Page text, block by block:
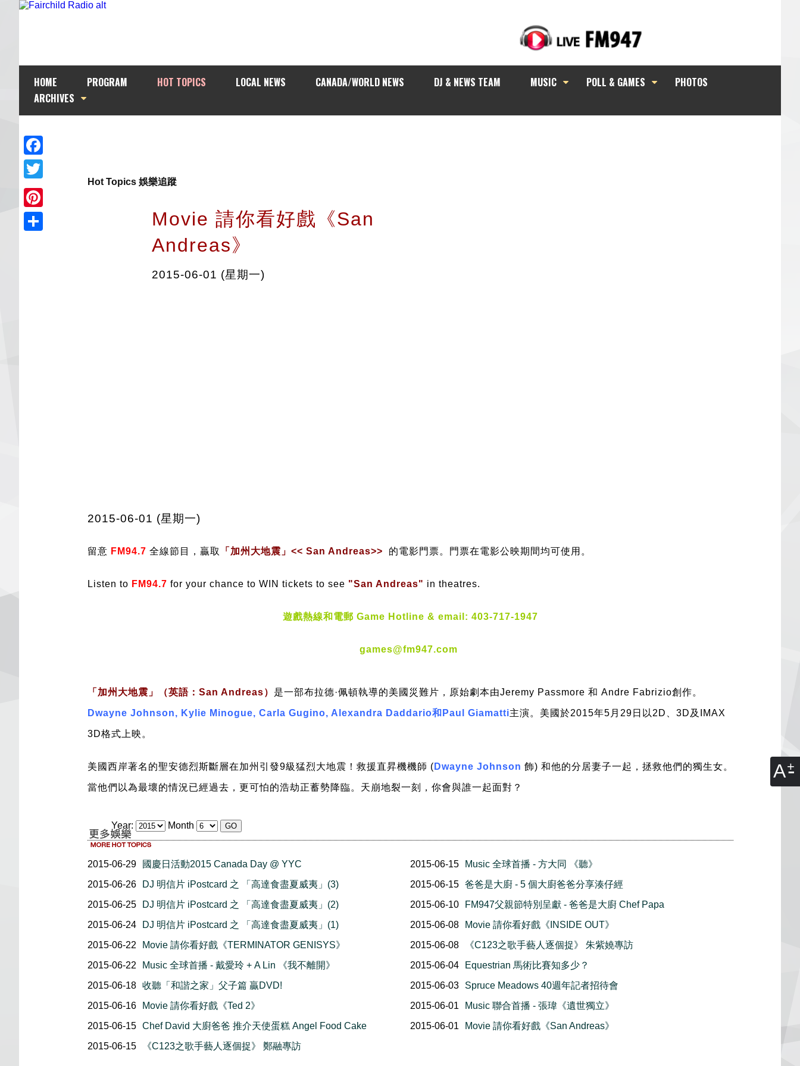
A
HOME PROGRAM HOT TOPICS LOCAL NEWS CANADA/WORLD NEWS DJ & NEWS TEAM MUSIC POLL & GAMES
PHOTOS
ARCHIVES
Facebook
Twitter
Pinterest
Hot Topics 娛樂追蹤
Movie 請你看好戲《San
Andreas》
2015-06-01 (星期一)
2015-06-01 (星期一)
留意 FM94.7 全線節目，贏取 「加州大地震」<< San Andreas>> 的電影門票。門票在電影公映期間均可使用。
Listen to FM94.7 for your chance to WIN tickets to see "San Andreas" in theatres.
遊戲熱線和電郵 Game Hotline & email: 403-717-1947
games@fm947.com
「加州大地震」 （英語：San Andreas） 是一部布拉德·佩頓執導的美國災難片，原始劇本由Jeremy Passmore 和 Andre Fabrizio創作。
Dwayne Johnson, Kylie Minogue, Carla Gugino, Alexandra Daddario和Paul Giamatti主演。美國於2015年5月29日以2D、3D及IMAX
3D格式上映。
美國西岸著名的聖安德烈斯斷層在加州引發9級猛烈大地震！救援直昇機機師 ( Dwayne Johnson 飾) 和他的分居妻子一起，拯救他們的獨生女。
當他們以為最壞的情況已經過去，更可怕的浩劫正蓄勢降臨。天崩地裂一刻，你會與誰一起面對？
Year: Month
2015-06-29
國慶日活動2015 Canada Day @ YYC
2015-06-26
DJ 明信片 iPostcard 之 「高達食盡夏威夷」(3)
2015-06-25
DJ 明信片 iPostcard 之 「高達食盡夏威夷」(2)
2015-06-24
DJ 明信片 iPostcard 之 「高達食盡夏威夷」(1)
2015-06-22
Movie 請你看好戲《TERMINATOR GENISYS》
2015-06-22
Music 全球首播 - 戴愛玲 + A Lin 《我不離開》
2015-06-18 收聽「和諧之家」父子篇 贏DVD!
2015-06-16
Movie 請你看好戲《Ted 2》
2015-06-15 Chef David 大廚爸爸 推介天使蛋糕 Angel Food Cake
2015-06-15
《C123之歌手藝人逐個捉》 鄭融專訪
2015-06-15
Music 全球首播 - 方大同 《聽》
2015-06-15
爸爸是大廚 - 5 個大廚爸爸分享湊仔經
2015-06-10
FM947父親節特別呈獻 - 爸爸是大廚 Chef Papa
2015-06-08
Movie 請你看好戲《INSIDE OUT》
2015-06-08
《C123之歌手藝人逐個捉》 朱紫嬈專訪
2015-06-04
Equestrian 馬術比賽知多少？
2015-06-03
Spruce Meadows 40週年記者招待會
2015-06-01
Music 聯合首播 - 張瑋《遺世獨立》
2015-06-01
Movie 請你看好戲《San Andreas》